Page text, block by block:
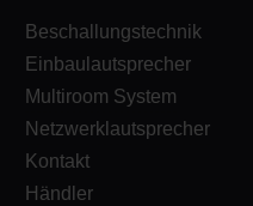
Beschallungstechnik
Einbaulautsprecher
Multiroom System
Netzwerklautsprecher
Kontakt
Händler